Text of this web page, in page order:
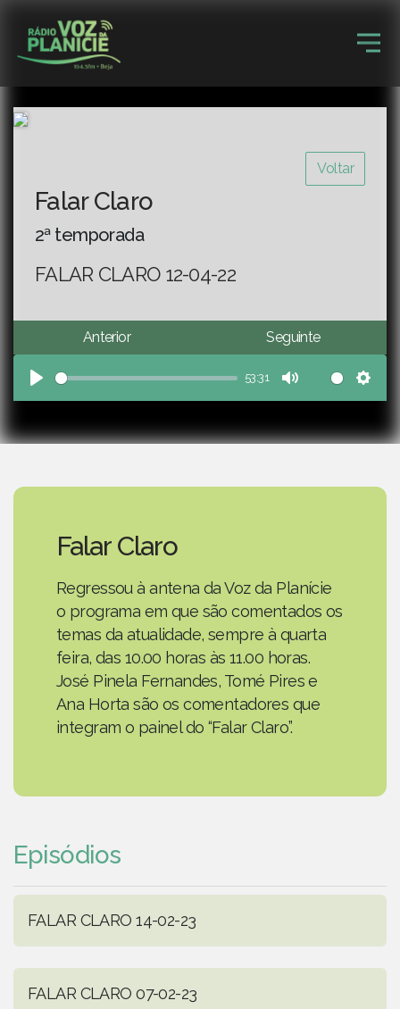
Voltar
Falar Claro
2ª temporada
FALAR CLARO 12-04-22
Anterior Seguinte
Play
53:31
Mute
Falar Claro
Regressou à antena da Voz da Planície
o programa em que são comentados os
temas da atualidade, sempre à quarta
feira, das 10.00 horas às 11.00 horas.
José Pinela Fernandes, Tomé Pires e
Ana Horta são os comentadores que
integram o painel do “Falar Claro”.
Episódios
FALAR CLARO 14-02-23
FALAR CLARO 07-02-23